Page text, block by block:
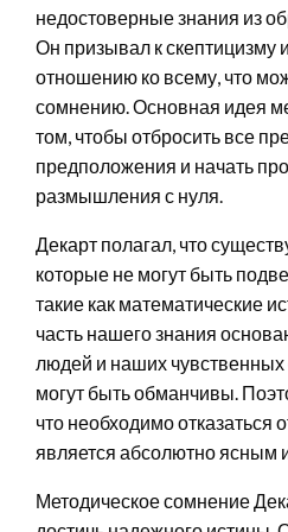
недостоверные знания из
Он призывал к скептицизму
отношению ко всему, что
сомнению. Основная идея
том, чтобы отбросить все
предположения и начать
размышления с нуля.
Декарт полагал, что
которые не могут быть
такие как математические
часть нашего знания
людей и наших
могут быть обманчивы.
что необходимо отказаться
является абсолютно ясным
Методическое сомнение